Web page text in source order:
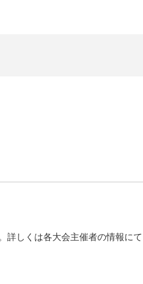
詳しくは各大会主催者の情報に